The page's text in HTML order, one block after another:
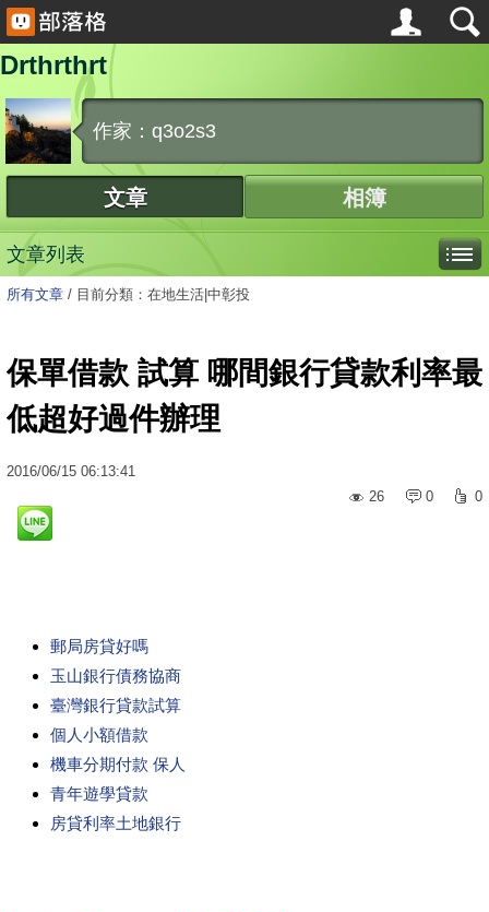
Drthrthrt
作家：q3o2s3
文章 相簿
文章列表
所有文章 / 目前分類：在地生活|中彰投
保單借款 試算 哪間銀行貸款利率最
低超好過件辦理
2016/06/15 06:13:41
26
0 0
郵局房貸好嗎
玉山銀行債務協商
臺灣銀行貸款試算
個人小額借款
機車分期付款 保人
青年遊學貸款
房貸利率土地銀行